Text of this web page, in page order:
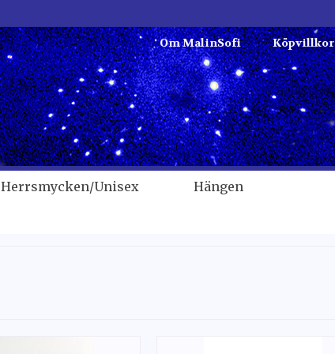
Om MalinSofi Köpvillkor
Herrsmycken/Unisex Hängen